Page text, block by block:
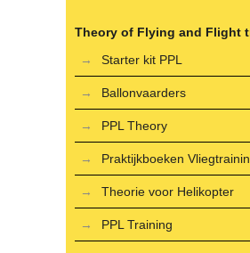
Theory of Flying and Flight
Starter kit PPL
Ballonvaarders
PPL Theory
Praktijkboeken
Theorie voor Helikopter
PPL Training